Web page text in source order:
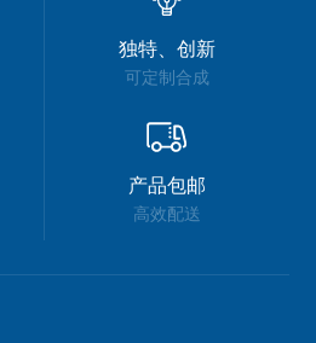
独特、创新
可定制合成
产品包邮
高效配送